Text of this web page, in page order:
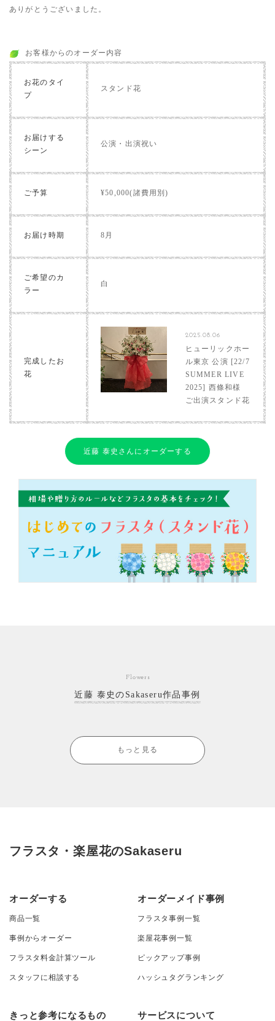
ありがとうございました。
お客様からのオーダー内容
お花のタイ
プ
スタンド花
お届けする
シーン
公演・出演祝い
ご予算 ¥50,000(諸費用別)
お届け時期 8月
ご希望のカ
ラー
白
完成したお
花
2025.08.06
ヒューリックホー
ル東京 公演 [22/7
SUMMER LIVE
2025] 西條和様
ご出演スタンド花
近藤 泰史さんにオーダーする
Flowers
近藤 泰史のSakaseru作品事例
もっと見る
フラスタ・楽屋花のSakaseru
オーダーする
商品一覧
事例からオーダー
フラスタ料金計算ツール
スタッフに相談する
オーダーメイド事例
フラスタ事例一覧
楽屋花事例一覧
ピックアップ事例
ハッシュタグランキング
きっと参考になるもの サービスについて